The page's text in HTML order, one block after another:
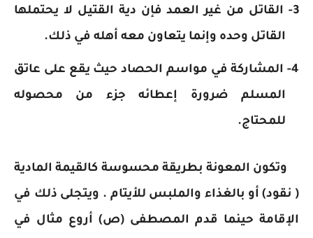
3- القاتل من غير العمد فإن دية القتيل لا يحتملها
القاتل وحده وإنما يتعاون معه أهله في ذلك.
4- المشاركة في مواسم الحصاد حيث يقع على عاتق
المسلم ضرورة إعطائه جزء من محصوله
للمحتاج.
وتكون المعونة بطريقة محسوسة كالقيمة المادية
( نقود) أو بالغذاء والملبس للأيتام . ويتجلى ذلك في
الإقامة حينما قدم المصطفى (ص) أروع مثال في